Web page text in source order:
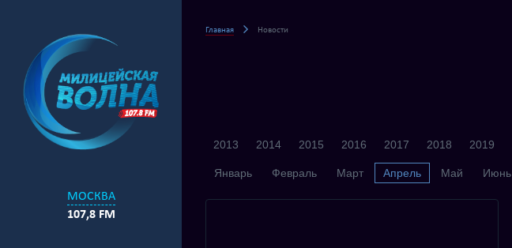
МОСКВА
107,8 FM
Главная Новости
2013 2014 2015 2016 2017 2018 2019
Январь Февраль Март Апрель Май Июнь